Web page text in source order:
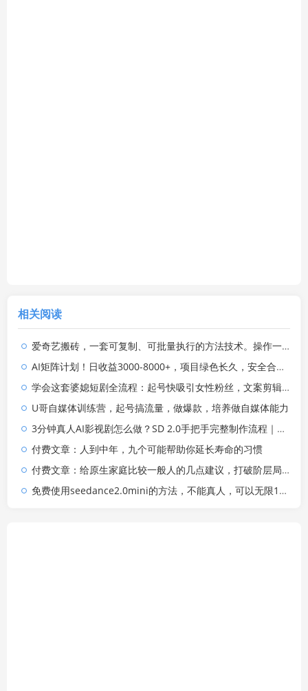
相关阅读
爱奇艺搬砖，一套可复制、可批量执行的方法技术。操作一个月，整年不用愁!
AI矩阵计划！日收益3000-8000+，项目绿色长久，安全合规靠谱，可批量放大。扶持工作室和分公司
学会这套婆媳短剧全流程：起号快吸引女性粉丝，文案剪辑视频制作一站式搞定，多种变现方式都可做
U哥自媒体训练营，起号搞流量，做爆款，培养做自媒体能力
3分钟真人AI影视剧怎么做？SD 2.0手把手完整制作流程｜Higgsfield 14天SD 2.0/2.5无限生成
付费文章：人到中年，九个可能帮助你延长寿命的习惯
付费文章：给原生家庭比较一般人的几点建议，打破阶层局限，实现个人与家族代际向上跃升
免费使用seedance2.0mini的方法，不能真人，可以无限10秒视频，9图+3音频参考